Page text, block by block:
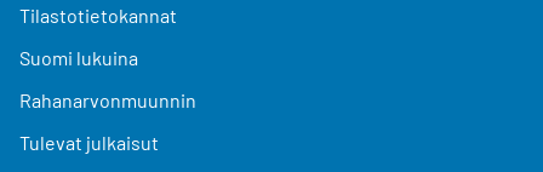
Tilastotietokannat
Suomi lukuina
Rahanarvonmuunnin
Tulevat julkaisut